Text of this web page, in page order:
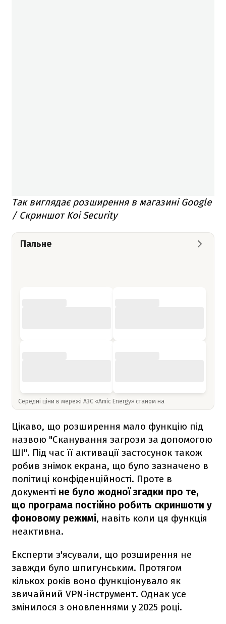
Так виглядає розширення в магазині Google
/ Скриншот Koi Security
Пальне
Середні ціни в мережі АЗС «Amic Energy» станом на
Цікаво, що розширення мало функцію під
назвою "Сканування загрози за допомогою
ШІ". Під час її активації застосунок також
робив знімок екрана, що було зазначено в
політиці конфіденційності. Проте в
документі не було жодної згадки про те,
що програма постійно робить скриншоти у
фоновому режимі, навіть коли ця функція
неактивна.
Експерти з'ясували, що розширення не
завжди було шпигунським. Протягом
кількох років воно функціонувало як
звичайний VPN-інструмент. Однак усе
змінилося з оновленнями у 2025 році.